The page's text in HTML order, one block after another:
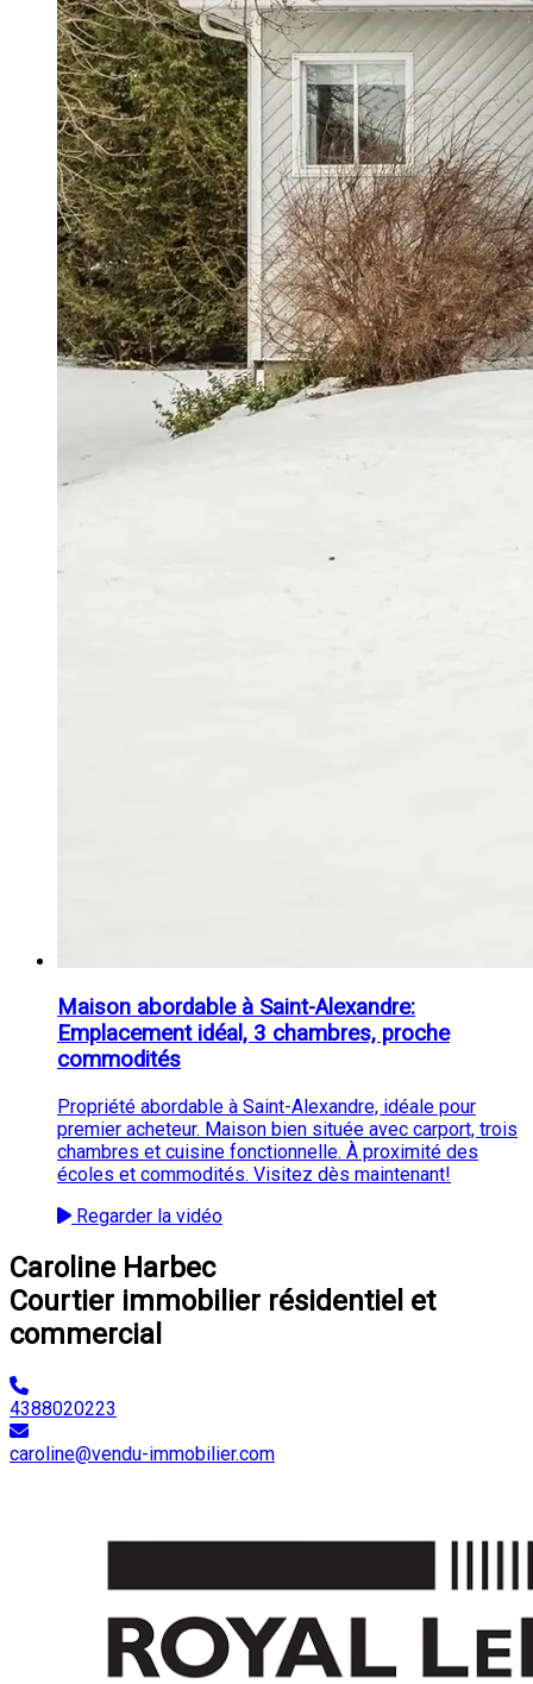
Maison abordable à Saint-Alexandre:
Emplacement idéal, 3 chambres, proche
commodités
Propriété abordable à Saint-Alexandre, idéale pour
premier acheteur. Maison bien située avec carport, trois
chambres et cuisine fonctionnelle. À proximité des
écoles et commodités. Visitez dès maintenant!
Regarder la vidéo
Caroline Harbec
Courtier immobilier résidentiel et
commercial
4388020223
caroline@vendu-immobilier.com